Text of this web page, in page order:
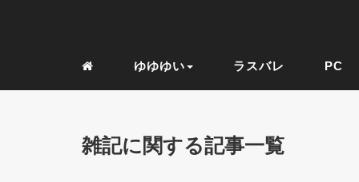
ゆゆゆい ラスバレ PC
雑記に関する記事一覧